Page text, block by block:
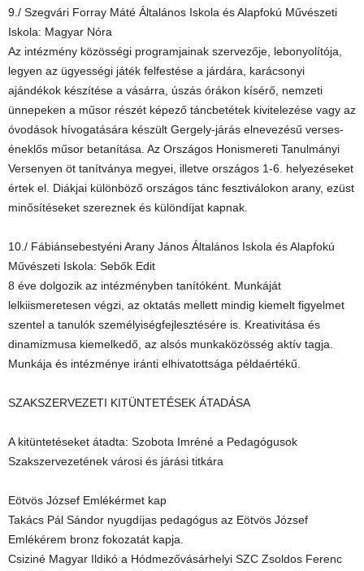
9./ Szegvári Forray Máté Általános Iskola és Alapfokú Művészeti
Iskola: Magyar Nóra
Az intézmény közösségi programjainak szervezője, lebonyolítója,
legyen az ügyességi játék felfestése a járdára, karácsonyi
ajándékok készítése a vásárra, úszás órákon kísérő, nemzeti
ünnepeken a műsor részét képező táncbetétek kivitelezése vagy az
óvodások hívogatására készült Gergely-járás elnevezésű verses-
éneklős műsor betanítása. Az Országos Honismereti Tanulmányi
Versenyen öt tanítványa megyei, illetve országos 1-6. helyezéseket
értek el. Diákjai különböző országos tánc fesztiválokon arany, ezüst
minősítéseket szereznek és különdíjat kapnak.
10./ Fábiánsebestyéni Arany János Általános Iskola és Alapfokú
Művészeti Iskola: Sebők Edit
8 éve dolgozik az intézményben tanítóként. Munkáját
lelkiismeretesen végzi, az oktatás mellett mindig kiemelt figyelmet
szentel a tanulók személyiségfejlesztésére is. Kreativitása és
dinamizmusa kiemelkedő, az alsós munkaközösség aktív tagja.
Munkája és intézménye iránti elhivatottsága példaértékű.
SZAKSZERVEZETI KITÜNTETÉSEK ÁTADÁSA
A kitüntetéseket átadta: Szobota Imréné a Pedagógusok
Szakszervezetének városi és járási titkára
Eötvös József Emlékérmet kap
Takács Pál Sándor nyugdíjas pedagógus az Eötvös József
Emlékérem bronz fokozatát kapja.
Csiziné Magyar Ildikó a Hódmezővásárhelyi SZC Zsoldos Ferenc